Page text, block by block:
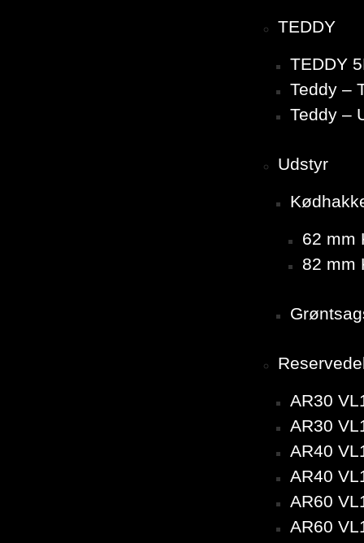
TEDDY
TEDDY
Teddy –
Teddy –
Udstyr
62 mm
82 mm
AR30
AR30
AR40
AR40
AR60
AR60